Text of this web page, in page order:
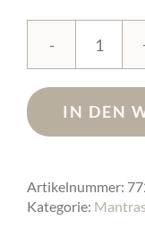
Power
Menge
IN DEN
Artikelnummer:
Kategorie: Mantras